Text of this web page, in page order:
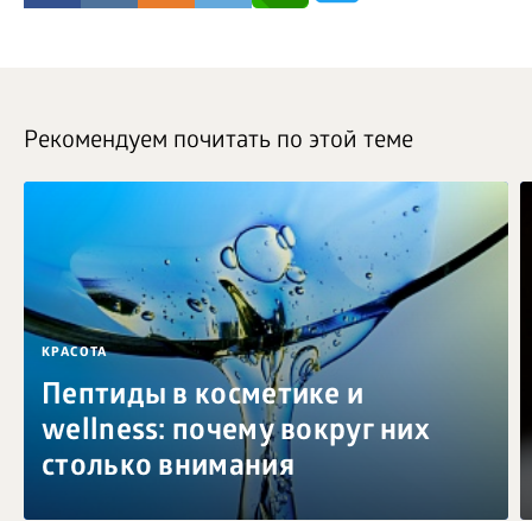
Рекомендуем почитать по этой теме
КРАСОТА
Пептиды в косметике и
wellness: почему вокруг них
столько внимания